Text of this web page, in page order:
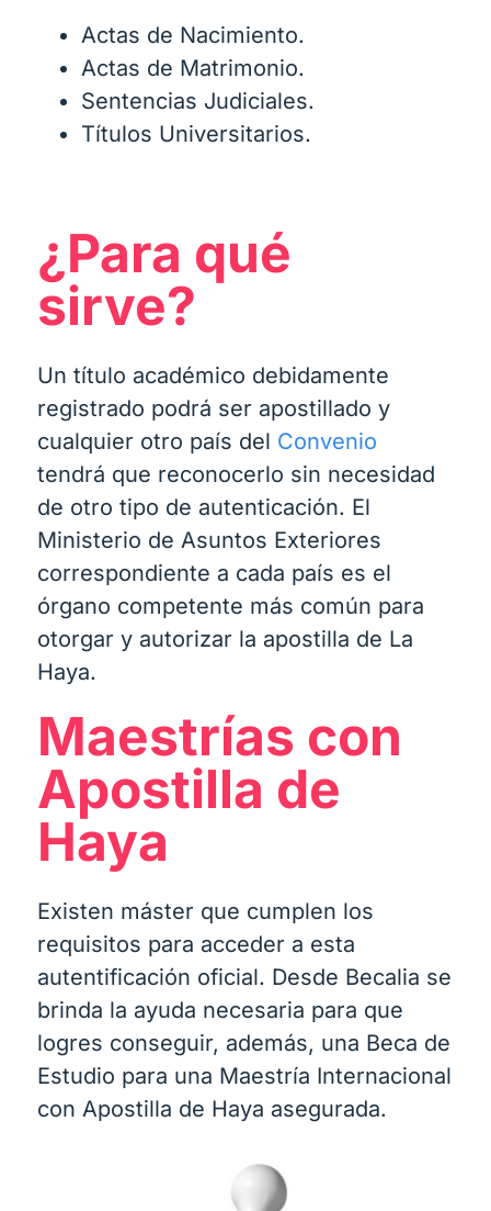
Actas de Nacimiento.
Actas de Matrimonio.
Sentencias Judiciales.
Títulos Universitarios.
¿Para qué
sirve?
Un título académico debidamente
registrado podrá ser apostillado y
cualquier otro país del Convenio
tendrá que reconocerlo sin necesidad
de otro tipo de autenticación. El
Ministerio de Asuntos Exteriores
correspondiente a cada país es el
órgano competente más común para
otorgar y autorizar la apostilla de La
Haya.
Maestrías con
Apostilla de
Haya
Existen máster que cumplen los
requisitos para acceder a esta
autentificación oficial. Desde Becalia se
brinda la ayuda necesaria para que
logres conseguir, además, una Beca de
Estudio para una Maestría Internacional
con Apostilla de Haya asegurada.